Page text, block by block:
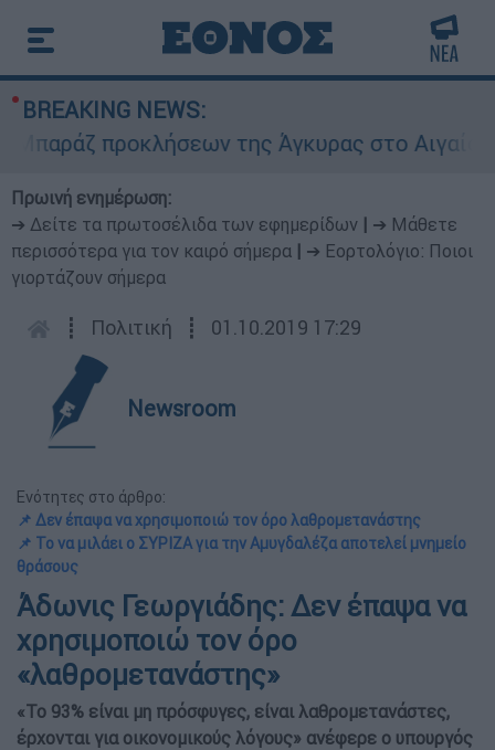
BREAKING NEWS:
προκλήσεων της Άγκυρας στο Αιγαίο:
Πρωινή ενημέρωση:
➔ Δείτε τα πρωτοσέλιδα των εφημερίδων
➔ Μάθετε
περισσότερα για τον καιρό σήμερα
➔ Εορτολόγιο: Ποιοι
γιορτάζουν σήμερα
┋ Πολιτική ┋ 01.10.2019 17:29
Newsroom
Ενότητες στο άρθρο:
📌 Δεν έπαψα να χρησιμοποιώ τον όρο λαθρομετανάστης
📌 Το να μιλάει ο ΣΥΡΙΖΑ για την Αμυγδαλέζα αποτελεί μνημείο
θράσους
Άδωνις Γεωργιάδης: Δεν έπαψα να
χρησιμοποιώ τον όρο
«λαθρομετανάστης»
«Το 93% είναι μη πρόσφυγες, είναι λαθρομετανάστες,
έρχονται για οικονομικούς λόγους» ανέφερε ο υπουργός